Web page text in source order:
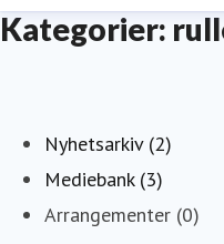
Kategorier:
Nyhetsarkiv (2)
Mediebank (3)
Arrangementer (0)